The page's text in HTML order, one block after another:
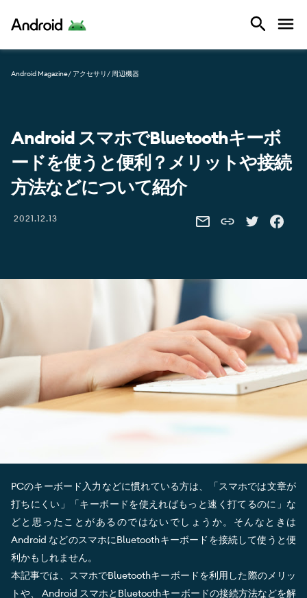
Android
Android Magazine/ アクセサリ/ 周辺機器
Android スマホでBluetoothキーボ
ードを使うと便利？メリットや接続
方法などについて紹介
2021.12.13 SHARE THIS VIA EMAIL
Share this link
SHARE THIS
SHARE
PCのキーボード入力などに慣れている方は、「スマホでは文章が
打ちにくい」「キーボードを使えればもっと速く打てるのに」な
どと思ったことがあるのではないでしょうか。そんなときは
Android などのスマホにBluetoothキーボードを接続して使うと便
利かもしれません。
本記事では、スマホでBluetoothキーボードを利用した際のメリッ
トや、 Android スマホとBluetoothキーボードの接続方法などを解